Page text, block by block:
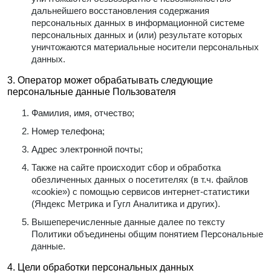
дальнейшего восстановления содержания
персональных данных в информационной системе
персональных данных и (или) результате которых
уничтожаются материальные носители персональных
данных.
3. Оператор может обрабатывать следующие
персональные данные Пользователя
Фамилия, имя, отчество;
Номер телефона;
Адрес электронной почты;
Также на сайте происходит сбор и обработка
обезличенных данных о посетителях (в т.ч. файлов
«cookie») с помощью сервисов интернет-статистики
(Яндекс Метрика и Гугл Аналитика и других).
Вышеперечисленные данные далее по тексту
Политики объединены общим понятием Персональные
данные.
4. Цели обработки персональных данных